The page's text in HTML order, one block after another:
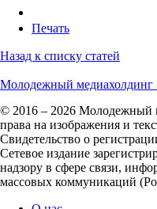
Печать
Назад к списку статей
Молодежный медиахолдинг
© 2016 – 2026 Молодежный
права на изображения и
Свидетельство о
Сетевое издание
надзору в сфере связи,
массовых коммуникаций